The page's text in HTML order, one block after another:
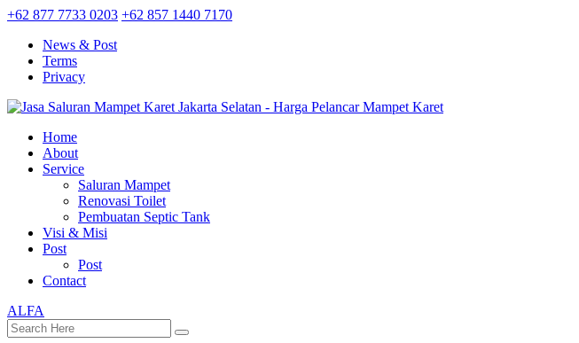
+62 877 7733 0203 +62 857 1440 7170
News & Post
Terms
Privacy
Home
About
Service
Saluran Mampet
Renovasi Toilet
Pembuatan Septic Tank
Visi & Misi
Post
Post
Contact
ALFA